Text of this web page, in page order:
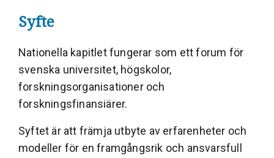
Syfte
Nationella kapitlet fungerar som ett forum för
svenska universitet, högskolor,
forskningsorganisationer och
forskningsfinansiärer.
Syftet är att främja utbyte av erfarenheter och
modeller för en framgångsrik och ansvarsfull